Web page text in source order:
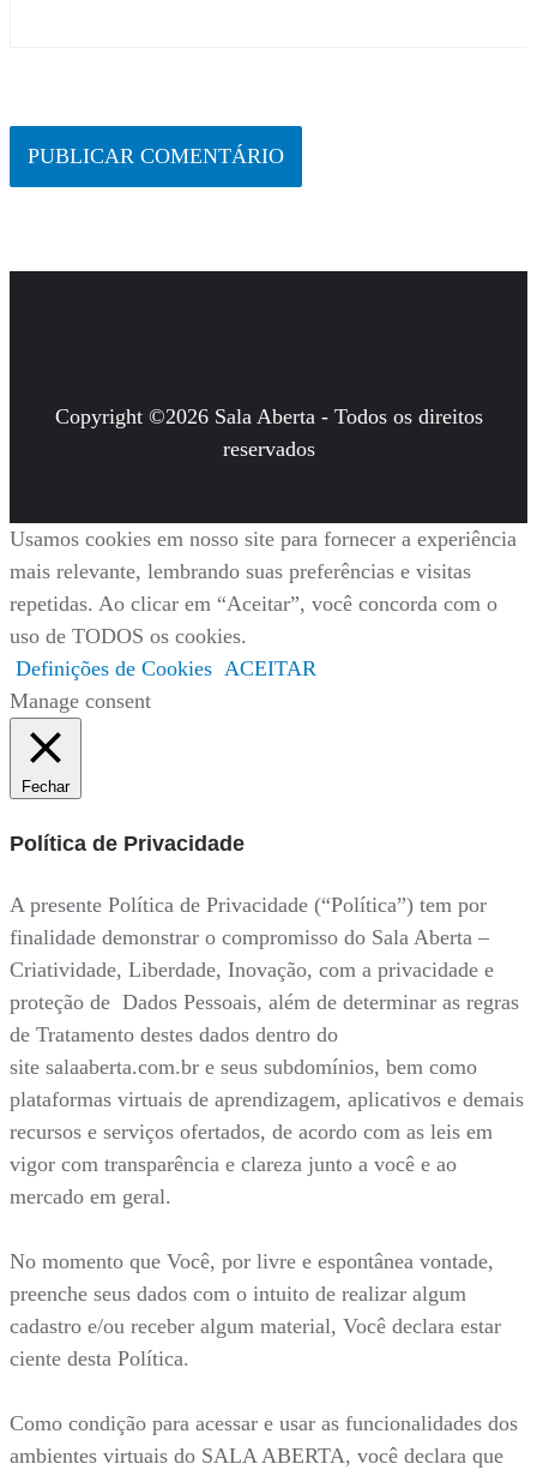
Copyright ©2026 Sala Aberta - Todos os direitos
reservados
Usamos cookies em nosso site para fornecer a experiência
mais relevante, lembrando suas preferências e visitas
repetidas. Ao clicar em “Aceitar”, você concorda com o
uso de TODOS os cookies.
Definições de Cookies ACEITAR
Manage consent
Fechar
Política de Privacidade
A presente Política de Privacidade (“Política”) tem por
finalidade demonstrar o compromisso do Sala Aberta –
Criatividade, Liberdade, Inovação, com a privacidade e
proteção de Dados Pessoais, além de determinar as regras
de Tratamento destes dados dentro do
site salaaberta.com.br e seus subdomínios, bem como
plataformas virtuais de aprendizagem, aplicativos e demais
recursos e serviços ofertados, de acordo com as leis em
vigor com transparência e clareza junto a você e ao
mercado em geral.
No momento que Você, por livre e espontânea vontade,
preenche seus dados com o intuito de realizar algum
cadastro e/ou receber algum material, Você declara estar
ciente desta Política.
Como condição para acessar e usar as funcionalidades dos
ambientes virtuais do SALA ABERTA, você declara que